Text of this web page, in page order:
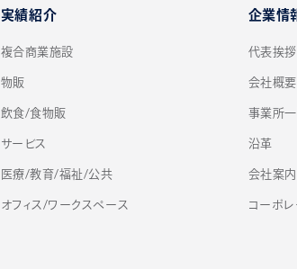
実績紹介
複合商業施設
物販
飲食/食物販
サービス
医療/教育/福祉/公共
オフィス/ワークスペース
企業情
代表挨拶
会社概要
事業所
沿革
会社案内
コーポレ